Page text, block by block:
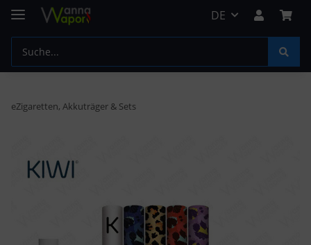
DE
eZigaretten, Akkuträger & Sets